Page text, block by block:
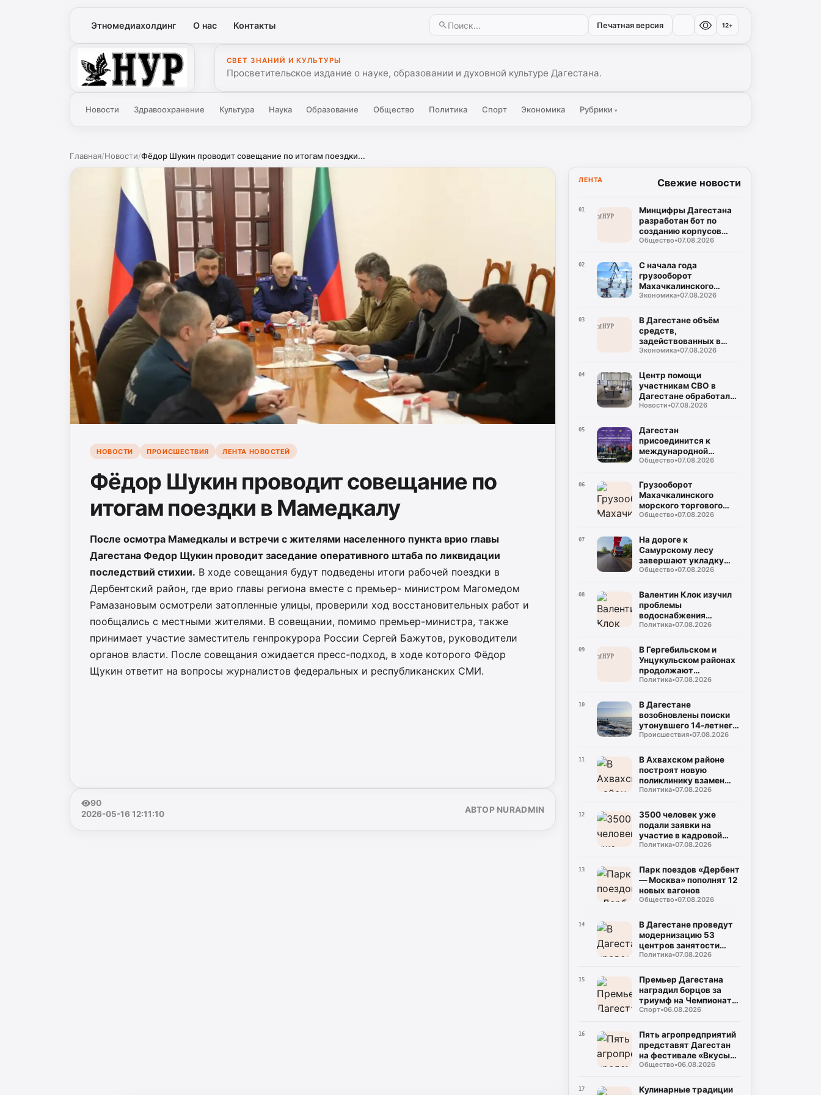
Этномедиахолдинг О нас Контакты Печатная версия 12+
Нур
СВЕТ ЗНАНИЙ И КУЛЬТУРЫ
Просветительское издание о науке, образовании и духовной культуре Дагестана.
Новости Здравоохранение Культура Наука Образование Общество Политика Спорт Экономика Рубрики▾
Главная/Новости/Фёдор Шукин проводит совещание по итогам поездки...
НОВОСТИ ПРОИСШЕСТВИЯ ЛЕНТА НОВОСТЕЙ
Фёдор Шукин проводит совещание по
итогам поездки в Мамедкалу
После осмотра Мамедкалы и встречи с жителями населенного пункта врио главы
Дагестана Федор Щукин проводит заседание оперативного штаба по ликвидации
последствий стихии. В ходе совещания будут подведены итоги рабочей поездки в
Дербентский район, где врио главы региона вместе с премьер- министром Магомедом
Рамазановым осмотрели затопленные улицы, проверили ход восстановительных работ и
пообщались с местными жителями. В совещании, помимо премьер-министра, также
принимает участие заместитель генпрокурора России Сергей Бажутов, руководители
органов власти. После совещания ожидается пресс-подход, в ходе которого Фёдор
Щукин ответит на вопросы журналистов федеральных и республиканских СМИ.
90
2026-05-16 12:11:10
АВТОР NURADMIN
ЛЕНТА Свежие новости
01
Минцифры Дагестана
разработан бот по
созданию корпусов
национальных языков
Общество•07.08.2026
02
С начала года
грузооборот
Махачкалинского
морского торгового
2,49 млн тонн
Экономика•07.08.2026
03
В Дагестане объём
средств,
задействованных в
прорывных
132 млрд рублей
Экономика•07.08.2026
04
Центр помощи
участникам СВО в
Дагестане обработал
около тысячи
Новости•07.08.2026
05
Дагестан
присоединится к
международной
очистке очистки
Каспийского моря
Общество•07.08.2026
06
Грузооборот
Махачкалинского
морского торгового
порта вырос на 45,9%
прошлым годом
Общество•07.08.2026
07
На дороге к
Самурскому лесу
завершают укладку
асфальта
Общество•07.08.2026
08
Валентин Клок изучил
проблемы
водоснабжения
Буйнакска и
Политика•07.08.2026
09
В Гергебильском и
Унцукульском районах
продолжают
восстанавливать
Политика•07.08.2026
10
В Дагестане
возобновлены поиски
утонувшего 14-летнего
мальчика
Происшествия•07.08.2026
11
В Ахвахском районе
построят новую
поликлинику взамен
сгоревшей
Политика•07.08.2026
12
3500 человек уже
подали заявки на
участие в кадровой
программе «Команда
Политика•07.08.2026
13
Парк поездов «Дербент
— Москва» пополнят 12
новых вагонов
Общество•07.08.2026
14
В Дагестане проведут
модернизацию 53
центров занятости
населения
Политика•07.08.2026
15
Премьер Дагестана
наградил борцов за
триумф на Чемпионате
России
Спорт•06.08.2026
16
Пять агропредприятий
представят Дагестан
на фестивале «Вкусы
России» в Москве
Общество•06.08.2026
17
Кулинарные традиции